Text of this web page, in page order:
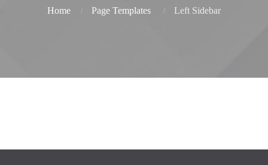
Home Page Templates Left Sidebar